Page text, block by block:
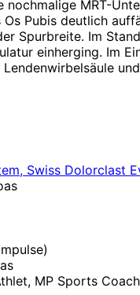
MRT-
Pubis deutlich
Spurbreite. Im
einherging. Im
Swiss Dolorclast
MP Sports